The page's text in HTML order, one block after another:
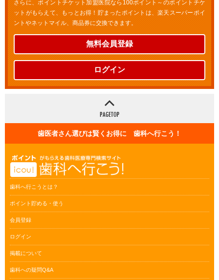
さらに、ポイントチケット加盟医院なら100ポイント～のポイントチケ
ットがもらえて、もっとお得！貯まったポイントは、楽天スーパーポイ
ントやネットマイル、商品券に交換できます。
無料会員登録
ログイン
歯医者さん選びは賢くお得に 歯科へ行こう！
歯科へ行こうとは？
ポイント貯める・使う
会員登録
ログイン
掲載について
歯科への疑問Q&A